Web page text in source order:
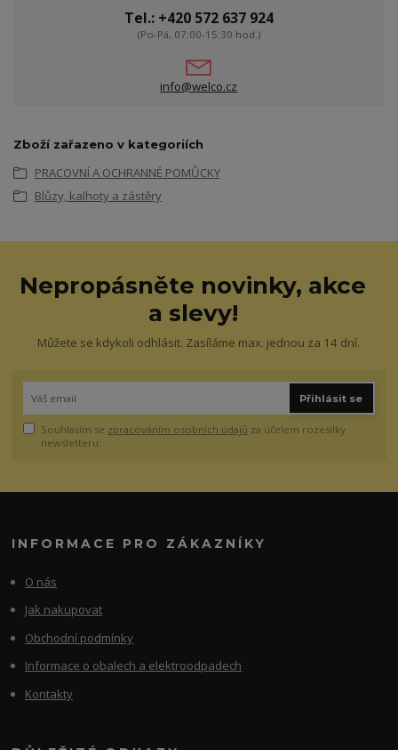
Tel.: +420 572 637 924
(Po-Pá, 07:00-15:30 hod.)
info@welco.cz
Zboží zařazeno v kategoriích
PRACOVNÍ A OCHRANNÉ POMŮCKY
Blůzy, kalhoty a zástěry
Nepropásněte novinky, akce
a slevy!
Můžete se kdykoli odhlásit. Zasíláme max. jednou za 14 dní.
Přihlásit se
Souhlasím se zpracováním osobních údajů za účelem rozesílky
newsletteru.
INFORMACE PRO ZÁKAZNÍKY
O nás
Jak nakupovat
Obchodní podmínky
Informace o obalech a elektroodpadech
Kontakty